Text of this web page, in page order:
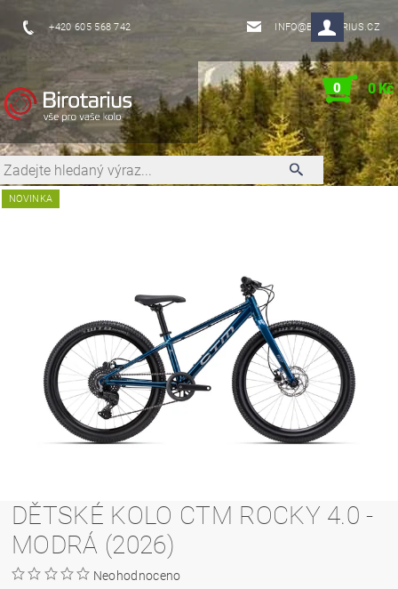
+420 605 568 742 INFO@BIROTARIUS.CZ
0 0 Kč
NOVINKA
DĚTSKÉ KOLO CTM ROCKY 4.0 -
MODRÁ (2026)
Neohodnoceno